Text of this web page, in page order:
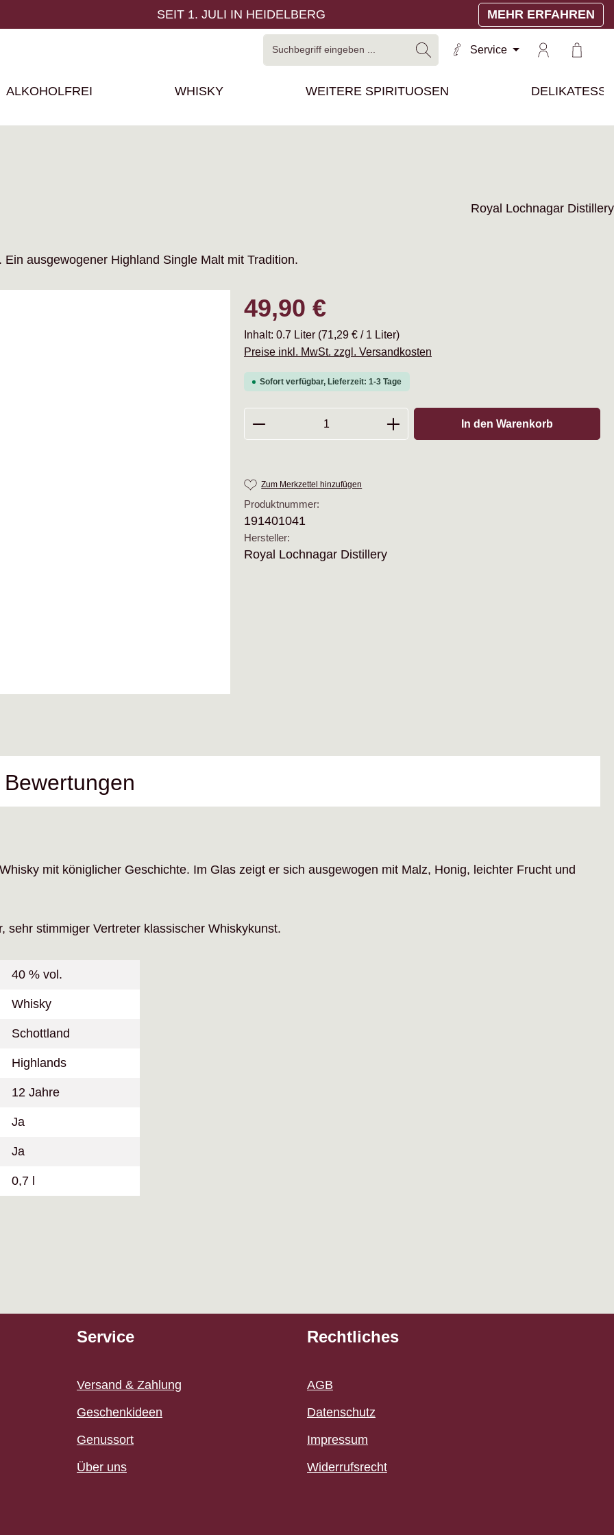
SEIT 1. JULI IN HEIDELBERG MEHR ERFAHREN
Service
ALKOHOLFREI WHISKY WEITERE SPIRITUOSEN
Royal Lochnagar Distillery
ausgewogener Highland Single Malt mit Tradition.
Regulärer Preis:
49,90 €
Inhalt: 0.7 Liter (71,29 € / 1 Liter)
Preise inkl. MwSt. zzgl. Versandkosten
Sofort verfügbar, Lieferzeit: 1-3 Tage
Produkt Anzahl: Gib den gewünschten Wert ein
In den Warenkorb
Zum Merkzettel hinzufügen
Produktnummer:
191401041
Hersteller:
Royal Lochnagar Distillery
Bewertungen
mit königlicher Geschichte. Im Glas zeigt er sich ausgewogen mit Malz, Honig, leichter Frucht und
sehr stimmiger Vertreter klassischer Whiskykunst.
40 % vol.
Whisky
Schottland
Highlands
12 Jahre
Ja
Ja
0,7 l
Service
Versand & Zahlung
Geschenkideen
Genussort
Über uns
Rechtliches
AGB
Datenschutz
Impressum
Widerrufsrecht